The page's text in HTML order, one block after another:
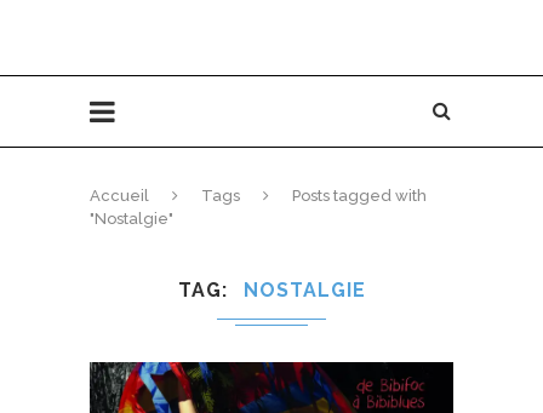
Accueil Tags
Posts tagged with
"Nostalgie"
TAG NOSTALGIE